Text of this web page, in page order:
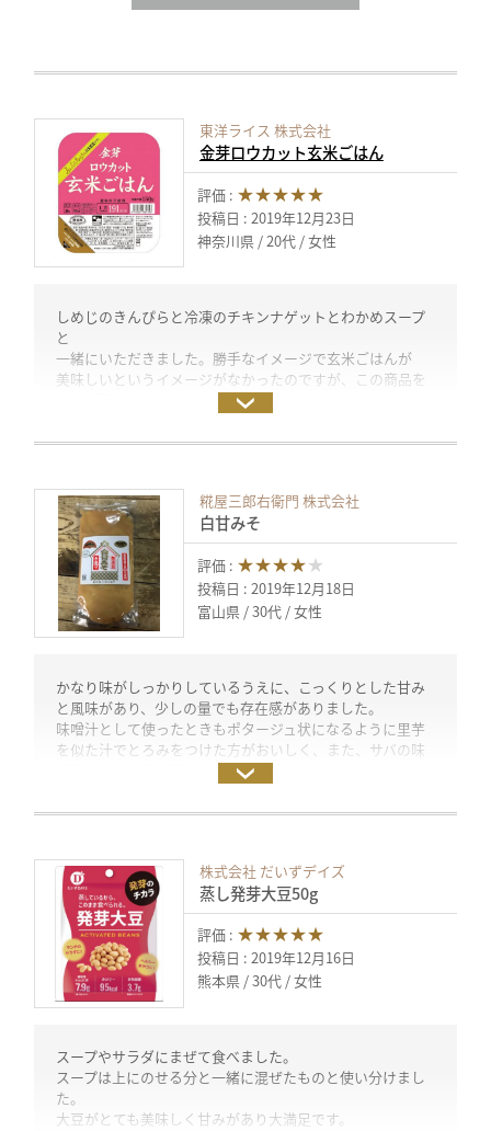
東洋ライス 株式会社
金芽ロウカット玄米ごはん
評価 : ★★★★★
投稿日 : 2019年12月23日
神奈川県
20代 女性
しめじのきんぴらと冷凍のチキンナゲットとわかめスープ
と
一緒にいただきました。勝手なイメージで玄米ごはんが
美味しいというイメージがなかったのですが、この商品を
食べて驚きました。もちもちで美味しかったです。
投稿日：2019年12月21日 （試食モニター）
糀屋三郎右衛門 株式会社
白甘みそ
評価 : ★★★★★
投稿日 : 2019年12月18日
富山県
30代 女性
かなり味がしっかりしているうえに、こっくりとした甘み
と風味があり、少しの量でも存在感がありました。
味噌汁として使ったときもポタージュ状になるように里芋
を似た汁でとろみをつけた方がおいしく、また、サバの味
噌煮のような強い風味の素材でも、嫌なところを抑えてく
れてよかったと思います。
少しの量でかなり存在感があるうえになめらかなので、
お味噌でした。
みりんも選ばずどれでもよく合ったように思います。
今回の料理 …基本的に家族への食事で使いました。
☆鯖の味噌煮
そのあげた後のお湯にダシをいれてひと煮たち。
かぶを入れ、お味噌をといて、具を盛った椀に味噌汁をか
ける。
株式会社 だいずデイズ
蒸し発芽大豆50g
評価 : ★★★★★
投稿日 : 2019年12月16日
熊本県
30代 女性
スープやサラダにまぜて食べました。
スープは上にのせる分と一緒に混ぜたものと使い分けまし
た。
大豆がとても美味しく甘みがあり大満足です。